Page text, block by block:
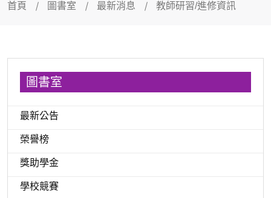
首頁 圖書室 最新消息 教師研習/進修資訊
圖書室
最新公告
榮譽榜
獎助學金
學校競賽